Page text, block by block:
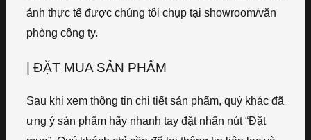
ảnh thực tế được chúng tôi chụp tại showroom/văn
phòng công ty.
| ĐẶT MUA SẢN PHẨM
Sau khi xem thông tin chi tiết sản phẩm, quý khác đã
ưng ý sản phẩm hãy nhanh tay đặt nhấn nút “Đặt